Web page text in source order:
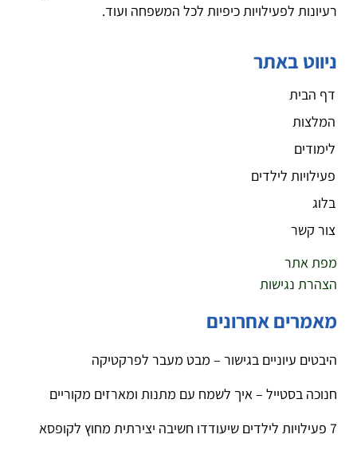
רעיונות לפעילויות כיפיות לכל המשפחה ועוד.
ניווט באתר
דף הבית
המלצות
לימודים
פעילויות לילדים
בלוג
צור קשר
מפת אתר
הצהרת נגישות
מאמרים אחרונים
היבטים עיוניים בגישור – מבט מעבר לפרקטיקה
חנוכה בסטייל – איך לשמח עם מתנות ומארזים מקוריים
7 פעילויות לילדים שיעודדו חשיבה יצירתית מחוץ לקופסא